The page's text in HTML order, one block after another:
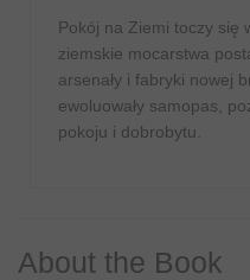
Pokój na Ziemi toczy się
ziemskie mocarstwa
arsenały i fabryki nowej
ewoluowały samopas,
pokoju i dobrobytu.
About the Book